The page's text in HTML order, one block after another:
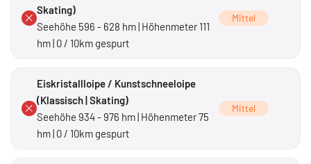
Skating)
Seehöhe 596 - 628 hm | Höhenmeter 111
hm | 0 / 10km gespurt
Mittel
Eiskristallloipe / Kunstschneeloipe
(Klassisch | Skating)
Seehöhe 934 - 976 hm | Höhenmeter 75
hm | 0 / 10km gespurt
Mittel